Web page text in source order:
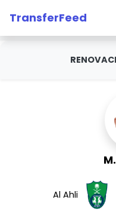
TransferFeed
Al Ahli